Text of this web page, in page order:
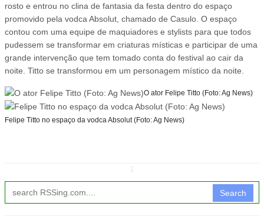
rosto e entrou no clina de fantasia da festa dentro do espaço
promovido pela vodca Absolut, chamado de Casulo. O espaço
contou com uma equipe de maquiadores e stylists para que todos
pudessem se transformar em criaturas místicas e participar de uma
grande intervenção que tem tomado conta do festival ao cair da
noite. Titto se transformou em um personagem místico da noite.
O ator Felipe Titto (Foto: Ag News)
Felipe Titto no espaço da vodca Absolut (Foto: Ag News)
Search